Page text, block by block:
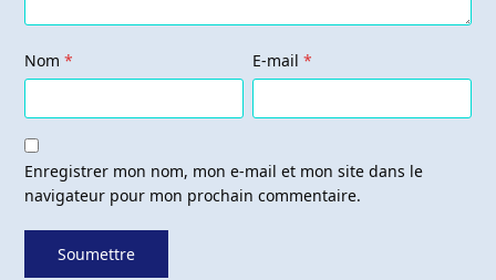
Nom* E-mail*
Enregistrer mon nom, mon e-mail et mon site dans le
navigateur pour mon prochain commentaire.